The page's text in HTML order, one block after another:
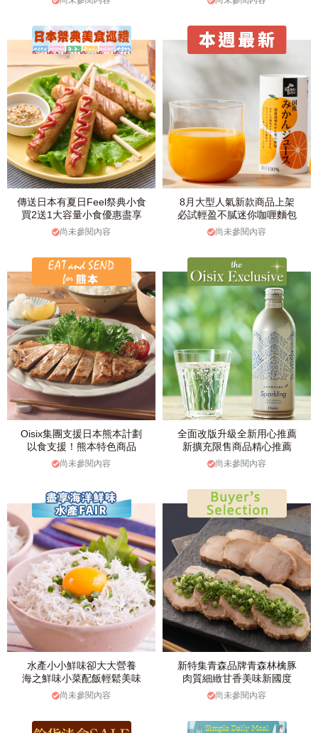
傳送日本有夏日Feel祭典小食
買2送1大容量小食優惠盡享
尚未參閱內容
8月大型人氣新款商品上架
必試輕盈不膩迷你咖喱麵包
尚未參閱內容
Oisix集團支援日本熊本計劃
以食支援！熊本特色商品
尚未參閱內容
全面改版升級全新用心推薦
新擴充限售商品精心推薦
尚未參閱內容
水產小小鮮味卻大大營養
海之鮮味小菜配飯輕鬆美味
尚未參閱內容
新特集青森品牌青森林檎豚
肉質細緻甘香美味新國度
尚未參閱內容